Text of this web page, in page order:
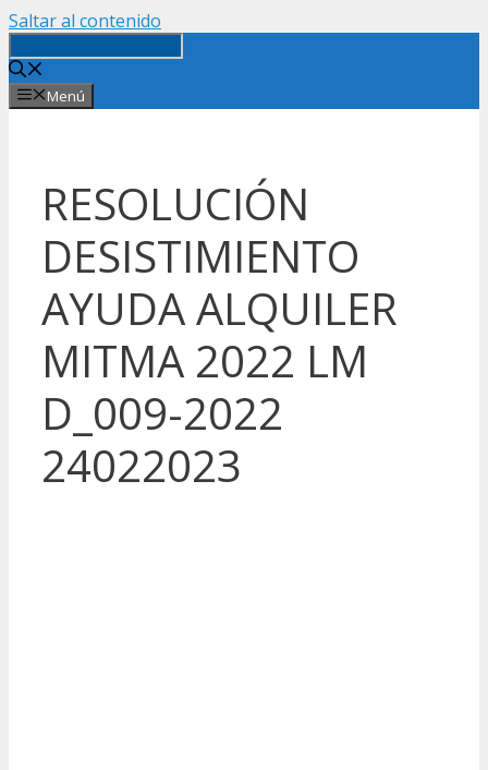
Saltar al contenido
Menú
RESOLUCIÓN
DESISTIMIENTO
AYUDA ALQUILER
MITMA 2022 LM
D_009-2022
24022023